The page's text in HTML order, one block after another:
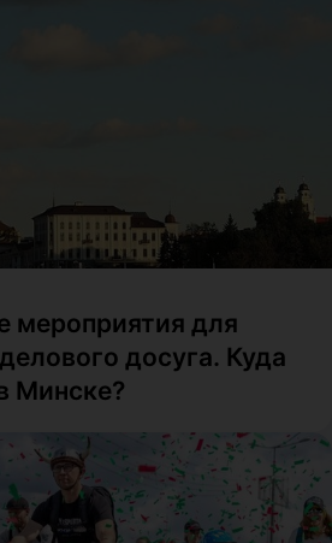
мероприятия для
досуга. Куда
Минске?